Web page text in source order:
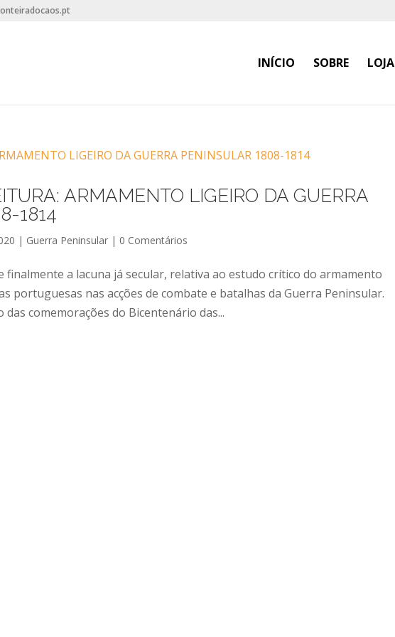
INÍCIO SOBRE LOJA
ARMAMENTO LIGEIRO DA GUERRA
1814
| Guerra Peninsular | 0 Comentários
finalmente a lacuna já secular, relativa ao estudo crítico do armamento
portuguesas nas acções de combate e batalhas da Guerra Peninsular.
comemorações do Bicentenário das...